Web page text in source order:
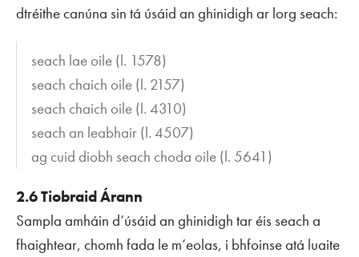
dtréithe canúna sin tá úsáid an ghinidigh ar lorg seach:
seach lae oile (l. 1578)
seach chaich oile (l. 2157)
seach chaich oile (l. 4310)
seach an leabhair (l. 4507)
ag cuid diobh seach choda oile (l. 5641)
2.6 Tiobraid Árann
Sampla amháin d’úsáid an ghinidigh tar éis seach a
fhaightear, chomh fada le m’eolas, i bhfoinse atá luaite